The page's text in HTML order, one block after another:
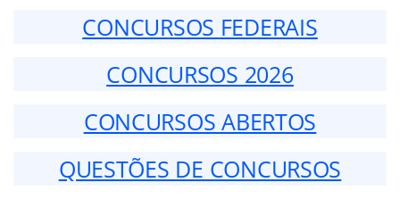
CONCURSOS FEDERAIS
CONCURSOS 2026
CONCURSOS ABERTOS
QUESTÕES DE CONCURSOS